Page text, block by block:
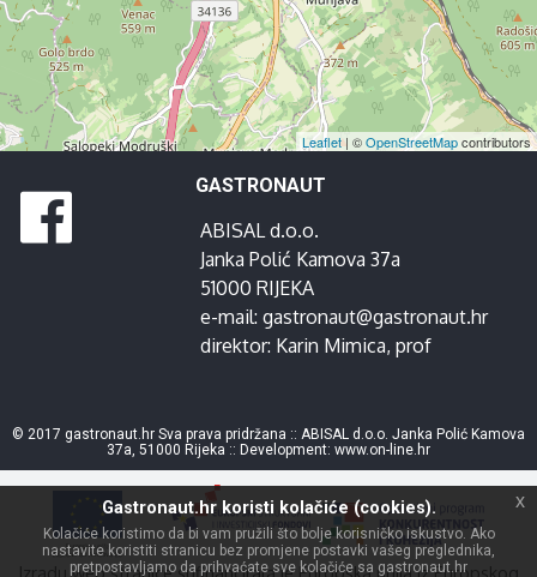
Leaflet | ©OpenStreetMapcontributors
GASTRONAUT
ABISAL d.o.o.
Janka Polić Kamova 37a
51000 RIJEKA
e-mail: gastronaut@gastronaut.hr
direktor: Karin Mimica, prof
© 2017 gastronaut.hr Sva prava pridržana :: ABISAL d.o.o. Janka Polić Kamova
37a, 51000 Rijeka :: Development: www.on-line.hr
Izradu web stranice sufinancirala je Europska unija iz Europskog
Gastronaut.hr koristi kolačiće (cookies).
Kolačiće koristimo da bi vam pružili što bolje korisničko iskustvo. Ako
nastavite koristiti stranicu bez promjene postavki vašeg preglednika,
pretpostavljamo da prihvaćate sve kolačiće sa gastronaut.hr
x